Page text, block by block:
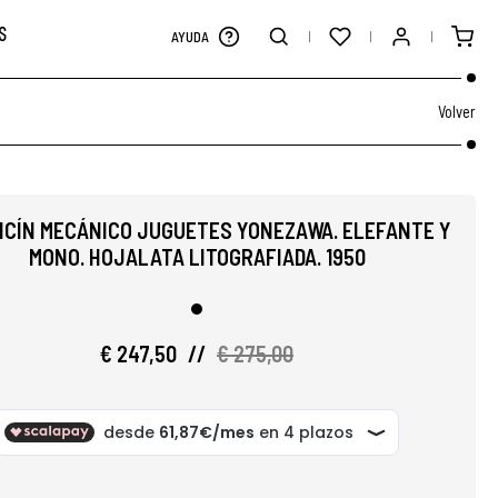
AYUDA
Volver
MECÁNICO JUGUETES YONEZAWA. ELEFANTE Y
MONO. HOJALATA LITOGRAFIADA. 1950
€ 247,50 // € 275,00